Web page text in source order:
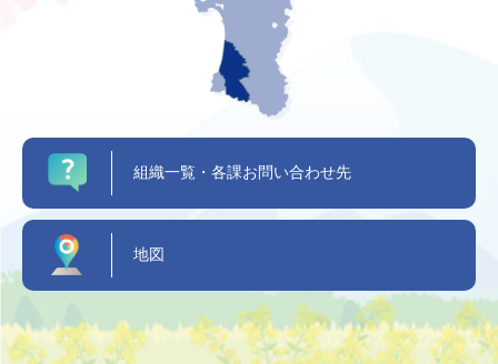
組織一覧・各課お問い合わせ先
地図